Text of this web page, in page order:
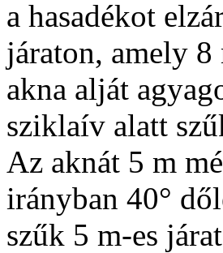
a hasadékot
járaton, amely 8
akna alját
sziklaív alatt
Az aknát 5 m
irányban 40°
szűk 5 m-es